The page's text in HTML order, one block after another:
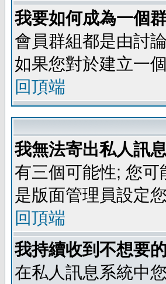
我要如何成為一個
會員群組都是由討
如果您對於建立一
回頂端
我無法寄出私人訊
有三個可能性; 您
是版面管理員設定
回頂端
我持續收到不想要
在私人訊息系統中